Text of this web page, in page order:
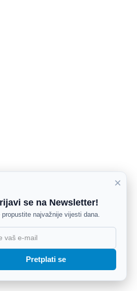
×
se na Newsletter!
propustite najvažnije vijesti dana.
Pretplati se